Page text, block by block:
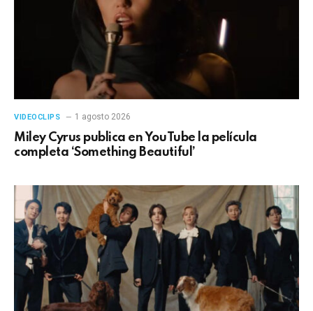
VIDEOCLIPS 1 agosto 2026
Miley Cyrus publica en YouTube la película
completa ‘Something Beautiful’